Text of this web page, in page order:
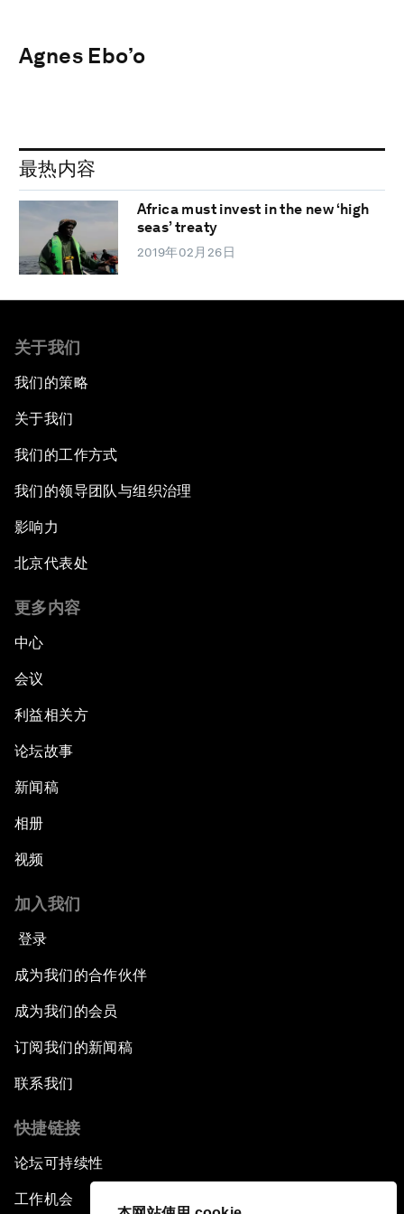
Agnes Ebo’o
最热内容
Africa must invest in the new ‘high
seas’ treaty
2019年02月26日
关于我们
我们的策略
关于我们
我们的工作方式
我们的领导团队与组织治理
影响力
北京代表处
更多内容
中心
会议
利益相关方
论坛故事
新闻稿
相册
视频
加入我们
登录
成为我们的合作伙伴
成为我们的会员
订阅我们的新闻稿
联系我们
快捷链接
论坛可持续性
工作机会